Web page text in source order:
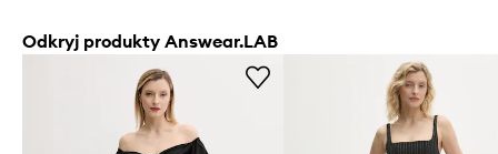
Odkryj produkty Answear.LAB